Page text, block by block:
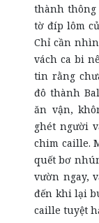
thành thông
tờ đíp lôm
Chỉ cần
vách ca bi
tin rằng
đô thành
ăn vận,
ghét người
chim caille.
quết bơ
vườn ngay,
đến khi lại
caille tuyệt